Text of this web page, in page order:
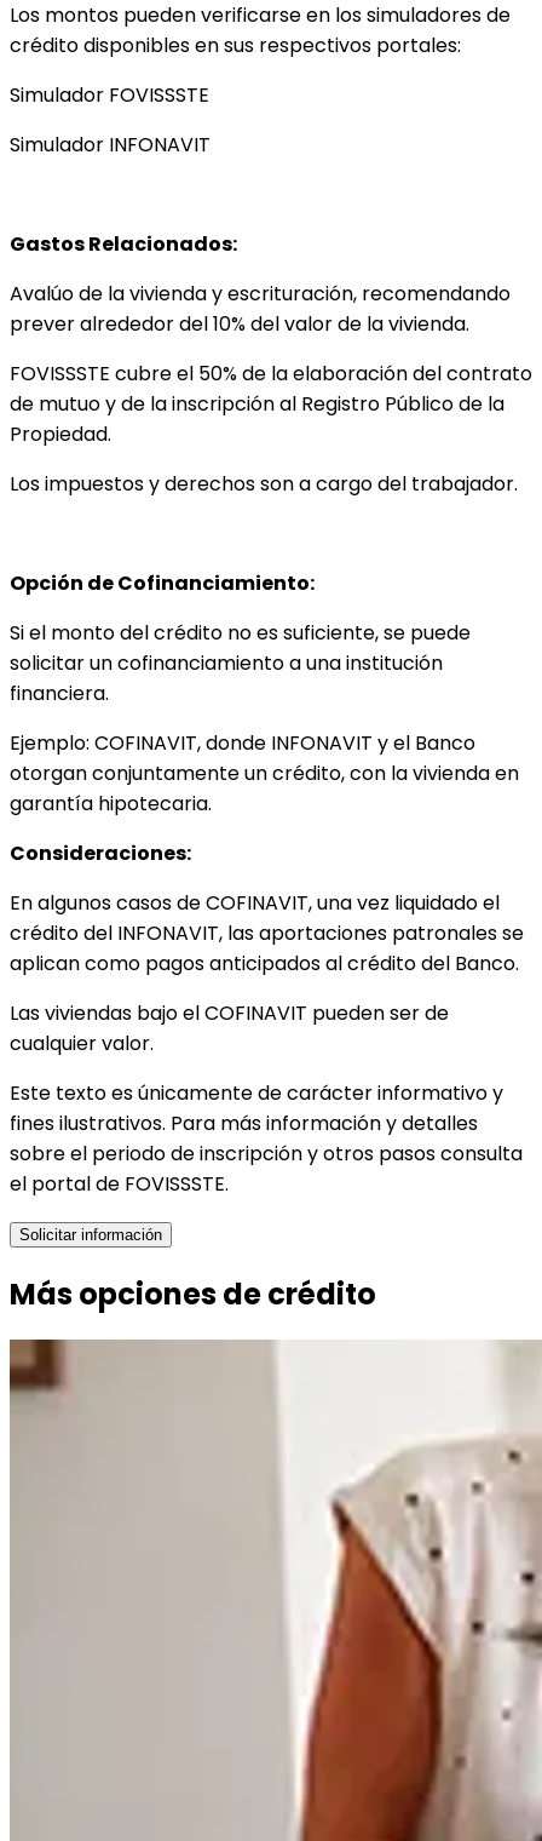
Los montos pueden verificarse en los simuladores de
crédito disponibles en sus respectivos portales:
Simulador FOVISSSTE
Simulador INFONAVIT
Gastos Relacionados:
Avalúo de la vivienda y escrituración, recomendando
prever alrededor del 10% del valor de la vivienda.
FOVISSSTE cubre el 50% de la elaboración del contrato
de mutuo y de la inscripción al Registro Público de la
Propiedad.
Los impuestos y derechos son a cargo del trabajador.
Opción de Cofinanciamiento:
Si el monto del crédito no es suficiente, se puede
solicitar un cofinanciamiento a una institución
financiera.
Ejemplo: COFINAVIT, donde INFONAVIT y el Banco
otorgan conjuntamente un crédito, con la vivienda en
garantía hipotecaria.
Consideraciones:
En algunos casos de COFINAVIT, una vez liquidado el
crédito del INFONAVIT, las aportaciones patronales se
aplican como pagos anticipados al crédito del Banco.
Las viviendas bajo el COFINAVIT pueden ser de
cualquier valor.
Este texto es únicamente de carácter informativo y
fines ilustrativos. Para más información y detalles
sobre el periodo de inscripción y otros pasos consulta
el portal de FOVISSSTE.
Solicitar información
Más opciones de crédito